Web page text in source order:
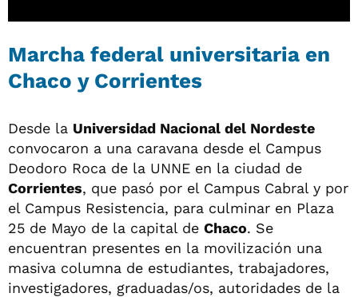
Marcha federal universitaria en
Chaco y Corrientes
Desde la Universidad Nacional del Nordeste
convocaron a una caravana desde el Campus
Deodoro Roca de la UNNE en la ciudad de
Corrientes, que pasó por el Campus Cabral y por
el Campus Resistencia, para culminar en Plaza
25 de Mayo de la capital de Chaco. Se
encuentran presentes en la movilización una
masiva columna de estudiantes, trabajadores,
investigadores, graduadas/os, autoridades de la